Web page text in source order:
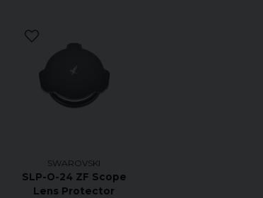
SWAROVSKI
SLP-O-24 ZF Scope
Lens Protector